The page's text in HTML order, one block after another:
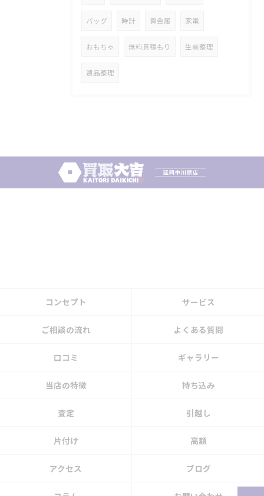
バッグ 時計 貴金属 家電
おもちゃ 無料見積もり 生前整理
遺品整理
コンセプト サービス
ご相談の流れ よくある質問
口コミ ギャラリー
当店の特徴 持ち込み
査定 引越し
片付け 高額
アクセス ブログ